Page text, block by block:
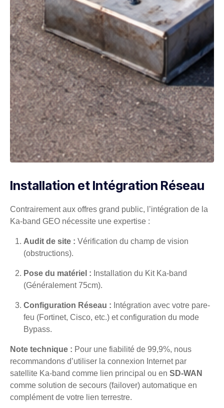
Installation et Intégration Réseau
Contrairement aux offres grand public, l’intégration de la
Ka-band GEO nécessite une expertise :
Audit de site : Vérification du champ de vision
(obstructions).
Pose du matériel : Installation du Kit Ka-band
(Généralement 75cm).
Configuration Réseau : Intégration avec votre pare-
feu (Fortinet, Cisco, etc.) et configuration du mode
Bypass.
Note technique : Pour une fiabilité de 99,9%, nous
recommandons d’utiliser la connexion Internet par
satellite Ka-band comme lien principal ou en SD-WAN
comme solution de secours (failover) automatique en
complément de votre lien terrestre.